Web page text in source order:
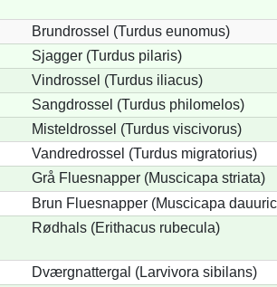
Brundrossel (Turdus eunomus)
Sjagger (Turdus pilaris)
Vindrossel (Turdus iliacus)
Sangdrossel (Turdus philomelos)
Misteldrossel (Turdus viscivorus)
Vandredrossel (Turdus migratorius)
Grå Fluesnapper (Muscicapa striata)
Brun Fluesnapper (Muscicapa
Rødhals (Erithacus rubecula)
Dværgnattergal (Larvivora sibilans)